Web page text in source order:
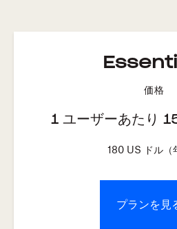
価格
1 ユーザーあたり
180US ドル（
プランを見